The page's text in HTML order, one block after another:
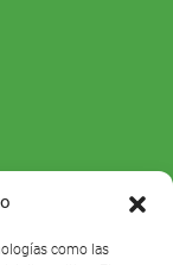
como las